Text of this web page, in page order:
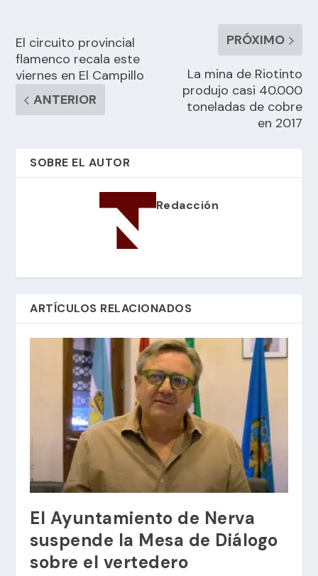
El circuito provincial
flamenco recala este
viernes en El Campillo
ANTERIOR
PRÓXIMO
La mina de Riotinto
produjo casi 40.000
toneladas de cobre
en 2017
SOBRE EL AUTOR
Redacción
ARTÍCULOS RELACIONADOS
El Ayuntamiento de Nerva
suspende la Mesa de Diálogo
sobre el vertedero